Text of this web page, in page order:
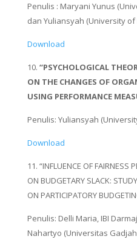
Penulis : Maryani Yunus
dan Yuliansyah (University of
Download
10. “PSYCHOLOGICAL
ON THE CHANGES OF
USING PERFORMANCE
Penulis: Yuliansyah
Download
11. “INFLUENCE OF FAIRNESS
ON BUDGETARY SLACK:
ON PARTICIPATORY
Penulis: Delli Maria, IBI
Nahartyo (Universitas